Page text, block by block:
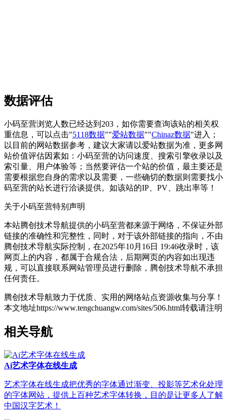
数据评估
小码至营浏览人数已经达到203，如你需要查询该站的相关权
重信息，可以点击"5118数据""爱站数据""Chinaz数据"进入；
以目前的网站数据参考，建议大家请以爱站数据为准，更多网
站价值评估因素如：小码至营的访问速度、搜索引擎收录以及
索引量、用户体验等；当然要评估一个站的价值，最主要还是
需要根据您自身的需求以及需要，一些确切的数据则需要找小
码至营的站长进行洽谈提供。如该站的IP、PV、跳出率等！
关于小码至营特别声明
本站腾创技术导航提供的小码至营都来源于网络，不保证外部
链接的准确性和完整性，同时，对于该外部链接的指向，不由
腾创技术导航实际控制，在2025年10月16日 19:46收录时，该
网页上的内容，都属于合规合法，后期网页的内容如出现违
规，可以直接联系网站管理员进行删除，腾创技术导航不承担
任何责任。
腾创技术导航致力于优质、实用的网络站点资源收集与分享！
本文地址https://www.tengchuangw.com/sites/506.html转载请注明
相关导航
Ai艺术字体在线生成
艺术字体在线生成把优秀的字体通过渐变、投影等艺术化处理
的字体网站，提供上百种艺术字体转换，目的是让更多人了解
中国汉字艺术！